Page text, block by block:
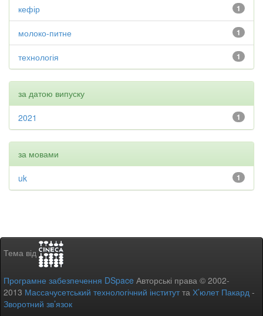
1
кефір
1
молоко-питне
1
технологія
за датою випуску
1
2021
за мовами
1
uk
Тема від
Програмне забезпечення DSpace Авторські права © 2002-
2013 Массачусетський технологічний інститутта Х’юлет Пакард -
Зворотний зв’язок